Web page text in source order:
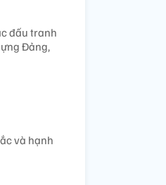
đấu tranh
Đảng,
và hạnh